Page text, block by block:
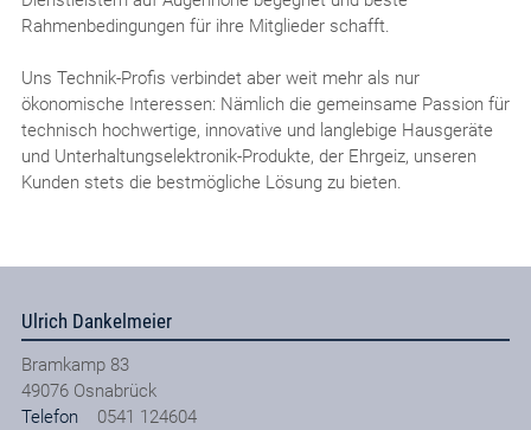
Rahmenbedingungen für ihre Mitglieder schafft.
Uns Technik-Profis verbindet aber weit mehr als nur
ökonomische Interessen: Nämlich die gemeinsame Passion für
technisch hochwertige, innovative und langlebige Hausgeräte
und Unterhaltungselektronik-Produkte, der Ehrgeiz, unseren
Kunden stets die bestmögliche Lösung zu bieten.
Ulrich Dankelmeier
Bramkamp 83
49076 Osnabrück
Telefon
0541 124604